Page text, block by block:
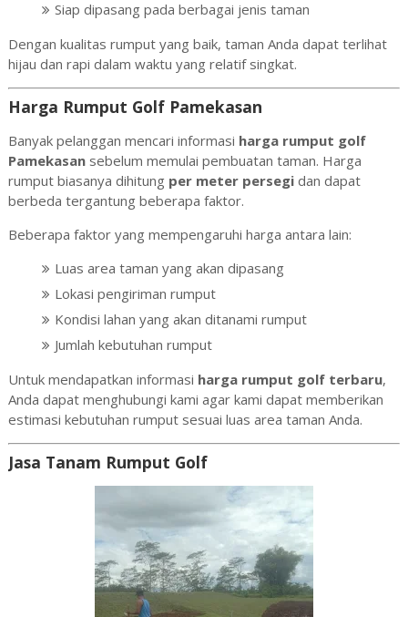
Siap dipasang pada berbagai jenis taman
Dengan kualitas rumput yang baik, taman Anda dapat terlihat
hijau dan rapi dalam waktu yang relatif singkat.
Harga Rumput Golf Pamekasan
Banyak pelanggan mencari informasi harga rumput golf
Pamekasansebelum memulai pembuatan taman. Harga
rumput biasanya dihitung per meter persegidan dapat
berbeda tergantung beberapa faktor.
Beberapa faktor yang mempengaruhi harga antara lain:
Luas area taman yang akan dipasang
Lokasi pengiriman rumput
Kondisi lahan yang akan ditanami rumput
Jumlah kebutuhan rumput
Untuk mendapatkan informasi harga rumput golf terbaru,
Anda dapat menghubungi kami agar kami dapat memberikan
estimasi kebutuhan rumput sesuai luas area taman Anda.
Jasa Tanam Rumput Golf